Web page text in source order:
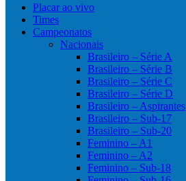
Placar ao vivo
Times
Campeonatos
Nacionais
Brasileiro – Série A
Brasileiro – Série B
Brasileiro – Série C
Brasileiro – Série D
Brasileiro – Aspirantes
Brasileiro – Sub-17
Brasileiro – Sub-20
Feminino – A1
Feminino – A2
Feminino – Sub-18